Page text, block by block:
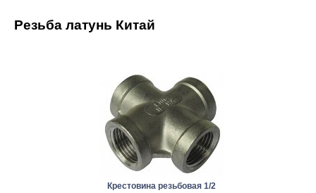
Резьба латунь Китай
Крестовина резьбовая 1/2